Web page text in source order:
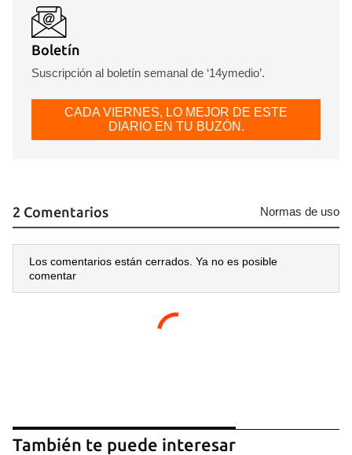
Guardar como favorito
Para poder guardar como favorito, primero has de
iniciar sesión con tu cuenta de 14ymedio.
Boletín
Suscripción al boletín semanal de ‘14ymedio’.
CADA VIERNES, LO MEJOR DE ESTE
DIARIO EN TU BUZÓN.
2 Comentarios Normas de uso
Los comentarios están cerrados. Ya no es posible
comentar
También te puede interesar